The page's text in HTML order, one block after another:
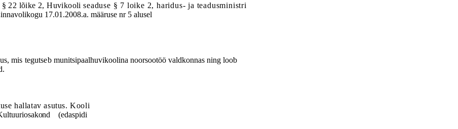
§ 22 lõike 2, Huvikooliseaduse § 7 loike 2, haridus- ja teadusministri
17.01.2008.a. määruse nr 5 alusel
mis tegutseb munitsipaalhuvikoolina noorsootöö valdkonnas ning loob
hallatav asutus. Kooli
(edaspidi